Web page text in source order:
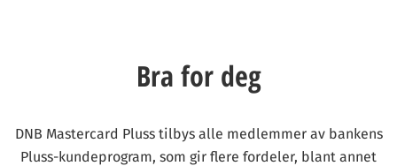
Bra for deg
DNB Mastercard Pluss tilbys alle medlemmer av bankens
Pluss-kundeprogram, som gir flere fordeler, blant annet